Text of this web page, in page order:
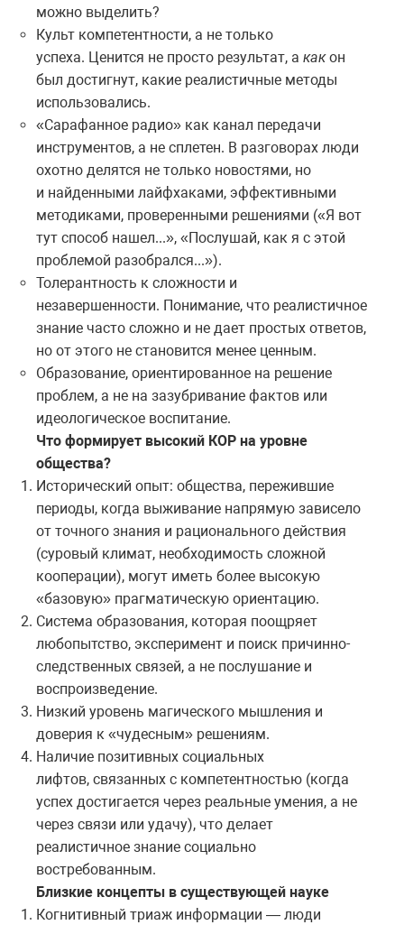
можно выделить?
Культ компетентности, а не только
успеха. Ценится не просто результат, а какон
был достигнут, какие реалистичные методы
использовались.
«Сарафанное радио» как канал передачи
инструментов, а не сплетен. В разговорах люди
охотно делятся не только новостями, но
и найденными лайфхаками, эффективными
методиками, проверенными решениями («Я вот
тут способ нашел...», «Послушай, как я с этой
проблемой разобрался...»).
Толерантность к сложности и
незавершенности. Понимание, что реалистичное
знание часто сложно и не дает простых ответов,
но от этого не становится менее ценным.
Образование, ориентированное на решение
проблем, а не на зазубривание фактов или
идеологическое воспитание.
Что формирует высокий КОР на уровне
общества?
Исторический опыт: общества, пережившие
периоды, когда выживание напрямую зависело
от точного знания и рационального действия
(суровый климат, необходимость сложной
кооперации), могут иметь более высокую
«базовую» прагматическую ориентацию.
Система образования, которая поощряет
любопытство, эксперимент и поиск причинно-
следственных связей, а не послушание и
воспроизведение.
Низкий уровень магического мышления и
доверия к «чудесным» решениям.
Наличие позитивных социальных
лифтов, связанных с компетентностью (когда
успех достигается через реальные умения, а не
через связи или удачу), что делает
реалистичное знание социально
востребованным.
Близкие концепты в существующей науке
Когнитивный триаж информации — люди